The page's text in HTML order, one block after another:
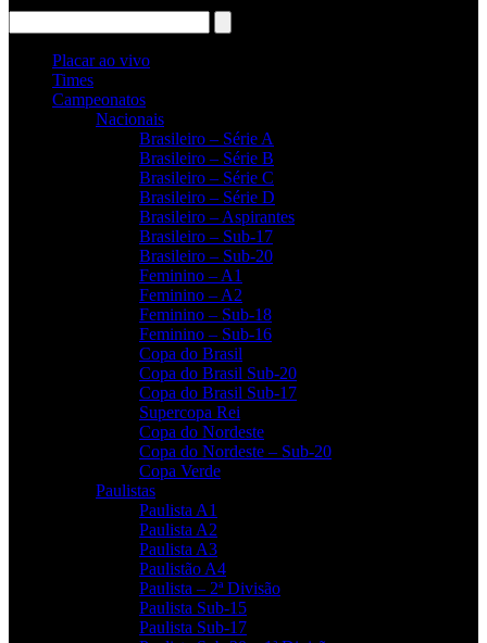
Placar ao vivo
Times
Campeonatos
Nacionais
Brasileiro – Série A
Brasileiro – Série B
Brasileiro – Série C
Brasileiro – Série D
Brasileiro – Aspirantes
Brasileiro – Sub-17
Brasileiro – Sub-20
Feminino – A1
Feminino – A2
Feminino – Sub-18
Feminino – Sub-16
Copa do Brasil
Copa do Brasil Sub-20
Copa do Brasil Sub-17
Supercopa Rei
Copa do Nordeste
Copa do Nordeste – Sub-20
Copa Verde
Paulistas
Paulista A1
Paulista A2
Paulista A3
Paulistão A4
Paulista – 2ª Divisão
Paulista Sub-15
Paulista Sub-17